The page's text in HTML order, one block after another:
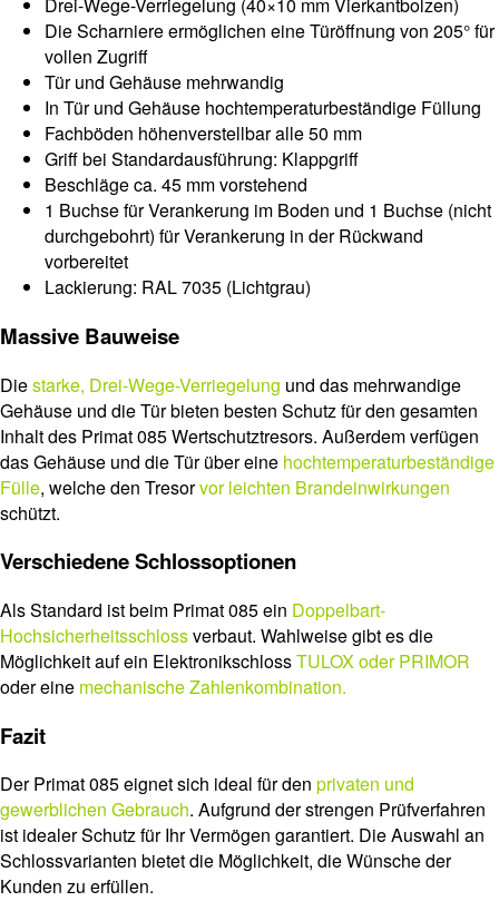
Drei-Wege-Verriegelung (40×10 mm Vierkantbolzen)
Die Scharniere ermöglichen eine Türöffnung von 205° für
vollen Zugriff
Tür und Gehäuse mehrwandig
In Tür und Gehäuse hochtemperaturbeständige Füllung
Fachböden höhenverstellbar alle 50 mm
Griff bei Standardausführung: Klappgriff
Beschläge ca. 45 mm vorstehend
1 Buchse für Verankerung im Boden und 1 Buchse (nicht
durchgebohrt) für Verankerung in der Rückwand
vorbereitet
Lackierung: RAL 7035 (Lichtgrau)
Massive Bauweise
Diestarke, Drei-Wege-Verriegelung und das mehrwandige
Gehäuse und die Tür bieten besten Schutz für den gesamten
Inhalt des Primat 085 Wertschutztresors. Außerdem verfügen
das Gehäuse und die Tür über eine hochtemperaturbeständige
Fülle, welche den Tresorvor leichten Brandeinwirkungen
schützt.
Verschiedene Schlossoptionen
Als Standard ist beim Primat 085 ein Doppelbart-
Hochsicherheitsschlossverbaut. Wahlweise gibt es die
Möglichkeit auf ein ElektronikschlossTULOX oder PRIMOR
oder eine mechanische Zahlenkombination.
Fazit
Der Primat 085 eignet sich ideal für den privaten und
gewerblichen Gebrauch. Aufgrund der strengen Prüfverfahren
ist idealer Schutz für Ihr Vermögen garantiert. Die Auswahl an
Schlossvarianten bietet die Möglichkeit, die Wünsche der
Kunden zu erfüllen.